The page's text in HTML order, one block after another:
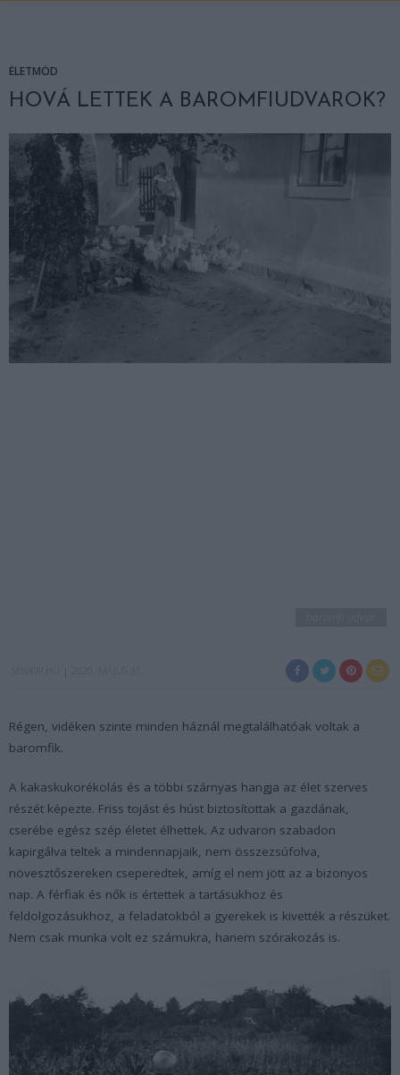
ÉLETMÓD
HOVÁ LETTEK A BAROMFIUDVAROK?
Régen, vidéken szinte minden háznál megtalálhatóak voltak a
baromfik.
A kakaskukorékolás és a többi szárnyas hangja az élet szerves
részét képezte. Friss tojást és húst biztosítottak a gazdának,
cserébe egész szép életet élhettek. Az udvaron szabadon
kapirgálva teltek a mindennapjaik, nem összezsúfolva,
növesztőszereken cseperedtek, amíg el nem jött az a bizonyos
nap. A férfiak és nők is értettek a tartásukhoz és
feldolgozásukhoz, a feladatokból a gyerekek is kivették a részüket.
Nem csak munka volt ez számukra, hanem szórakozás is.